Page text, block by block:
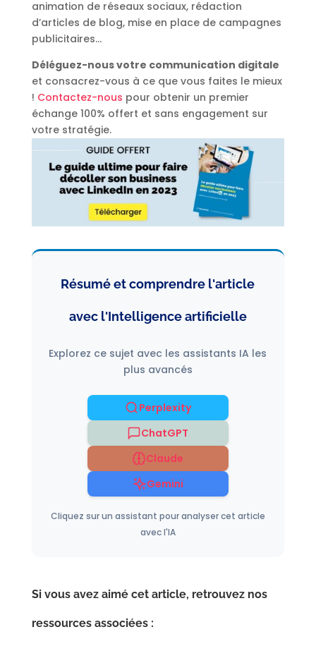
animation de réseaux sociaux, rédaction
d’articles de blog, mise en place de campagnes
publicitaires…
Déléguez-nous votre communication digitale
et consacrez-vous à ce que vous faites le mieux
! Contactez-nous pour obtenir un premier
échange 100% offert et sans engagement sur
votre stratégie.
Résumé et comprendre l'article
avec l'Intelligence artificielle
Explorez ce sujet avec les assistants IA les
plus avancés
Perplexity
ChatGPT
Claude
Gemini
Cliquez sur un assistant pour analyser cet article
avec l'IA
Si vous avez aimé cet article, retrouvez nos
ressources associées :